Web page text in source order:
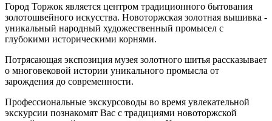
Город Торжок является центром традиционного бытования
золотошвейного искусства. Новоторжская золотная вышивка -
уникальный народный художественный промысел с
глубокими историческими корнями.
Потрясающая экспозиция музея золотного шитья рассказывает
о многовековой истории уникального промысла от
зарождения до современности.
Профессиональные экскурсоводы во время увлекательной
экскурсии познакомят Вас с традициями новоторжской